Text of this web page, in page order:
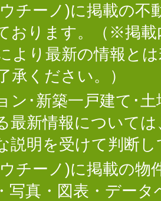
チーノ)に掲載の不
おります。（※掲
より最新の情報と
承ください。）
ン･新築一戸建て･
最新情報について
説明を受けて判断
チーノ)に掲載の物
写真・図表・デー